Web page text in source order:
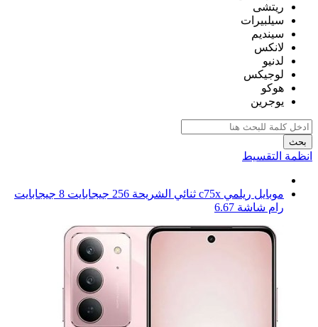
ريتشى
سيلبيرات
سينديم
لانكس
لدنيو
لوجيكس
هوكو
يوجرين
بحث
انظمة التقسيط
موبايل ريلمي c75x ثنائي الشريحة 256 جيجابايت 8 جيجابايت
رام شاشة 6.67